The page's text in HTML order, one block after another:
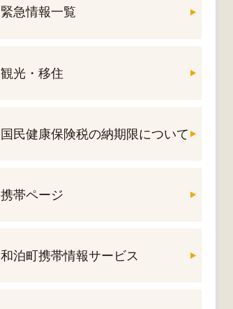
緊急情報一覧
観光・移住
国民健康保険税の納期限について
携帯ページ
和泊町携帯情報サービス